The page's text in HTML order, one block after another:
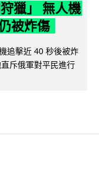
獵」 無人機
被炸傷
追擊近 40 秒後被炸
斥俄軍對平民進行